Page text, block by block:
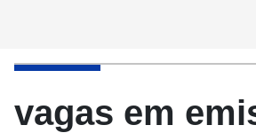
vagas em